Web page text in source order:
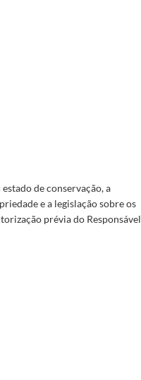
de conservação, a
e a legislação sobre os
prévia do Responsável